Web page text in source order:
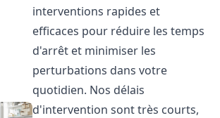
interventions rapides et
efficaces pour réduire les temps
d'arrêt et minimiser les
perturbations dans votre
quotidien. Nos délais
d'intervention sont très courts,